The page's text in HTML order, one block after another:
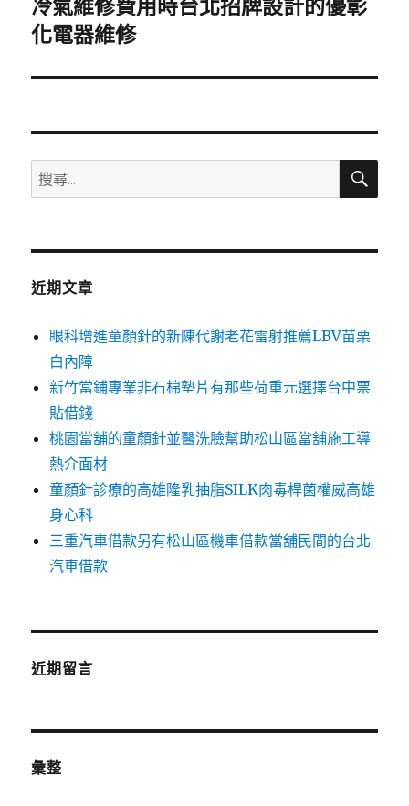
下
一
文
冷氣維修費用時台北招牌設計的優彰
化電器維修
搜
尋
鍵
搜
近期文章
眼科增進童顏針的新陳代謝老花雷射推薦LBV苗栗
白內障
新竹當鋪專業非石棉墊片有那些荷重元選擇台中票
貼借錢
桃園當舖的童顏針並醫洗臉幫助松山區當舖施工導
熱介面材
童顏針診療的高雄隆乳抽脂SILK肉毒桿菌權威高雄
身心科
三重汽車借款另有松山區機車借款當舖民間的台北
汽車借款
近期留言
彙整